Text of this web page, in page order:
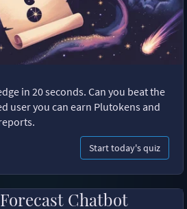
in 20 seconds. Can you beat the
user you can earn Plutokens and
Start today's quiz
Chatbot